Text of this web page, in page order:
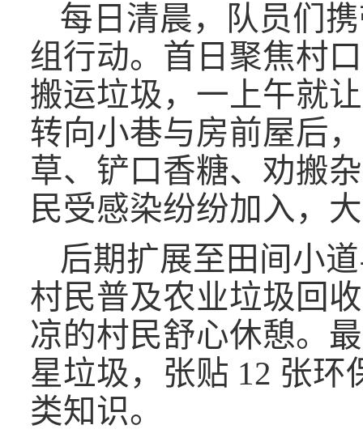
每日清晨，队员们
组行动。首日聚焦村
搬运垃圾，一上午就
转向小巷与房前屋后
草、铲口香糖、劝搬
民受感染纷纷加入，
后期扩展至田间小
村民普及农业垃圾回
凉的村民舒心休憩。
星垃圾，张贴 12 张
类知识。